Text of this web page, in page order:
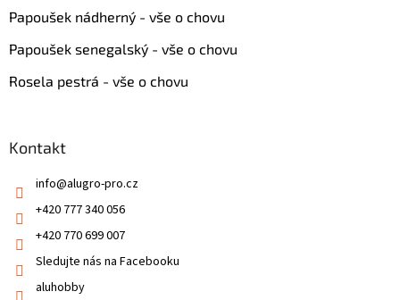
Papoušek nádherný - vše o chovu
Papoušek senegalský - vše o chovu
Rosela pestrá - vše o chovu
Kontakt
info@alugro-pro.cz
+420 777 340 056
+420 770 699 007
Sledujte nás na Facebooku
aluhobby